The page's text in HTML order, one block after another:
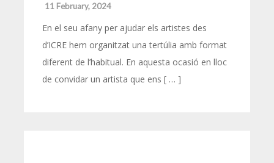
11 February, 2024
En el seu afany per ajudar els artistes des
d’ICRE hem organitzat una tertúlia amb format
diferent de l’habitual. En aquesta ocasió en lloc
de convidar un artista que ens [ … ]